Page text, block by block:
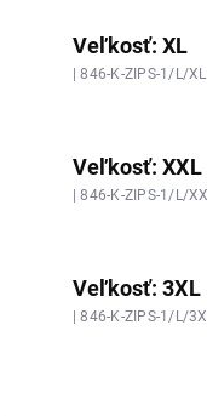
Veľkosť: XL
| 846-K-ZIPS-1/L/XL
Veľkosť: XXL
| 846-K-ZIPS-1/L/
Veľkosť: 3XL
| 846-K-ZIPS-1/L/